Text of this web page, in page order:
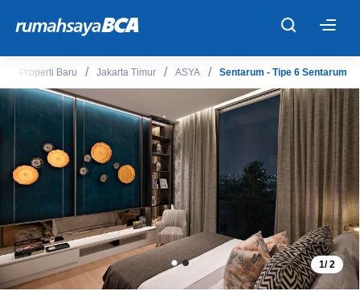
Beranda
Properti Dijual
Rekanan
Fitur Unggulan
Properti Baru Jakarta Timur ASYA Sentarum - Tipe 6 Sentarum
1/2